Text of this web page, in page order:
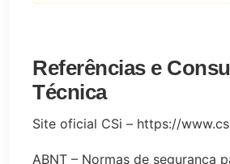
Referências e
Técnica
Site oficial CSi – https://
ABNT – Normas de segurança